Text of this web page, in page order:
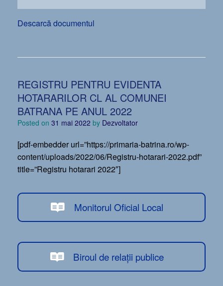
Descarcă documentul
REGISTRU PENTRU EVIDENTA
HOTARARILOR CL AL COMUNEI
BATRANA PE ANUL 2022
Posted on 31 mai 2022 by Dezvoltator
[pdf-embedder url=”https://primaria-batrina.ro/wp-
content/uploads/2022/06/Registru-hotarari-2022.pdf”
title=”Registru hotarari 2022″]
Monitorul Oficial Local
Biroul de relații publice